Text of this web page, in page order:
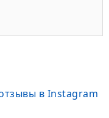
в Instagram